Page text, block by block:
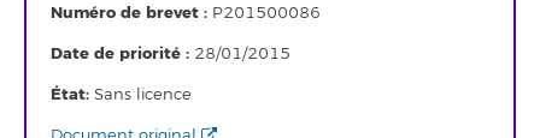
Numéro de brevet : P201500086
Date de priorité : 28/01/2015
État: Sans licence